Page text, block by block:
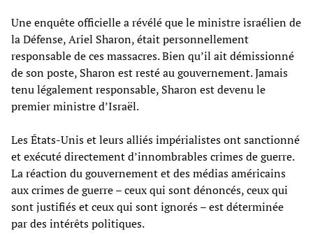
Une enquête officielle a révélé que le ministre israélien de
la Défense, Ariel Sharon, était personnellement
responsable de ces massacres. Bien qu’il ait démissionné
de son poste, Sharon est resté au gouvernement. Jamais
tenu légalement responsable, Sharon est devenu le
premier ministre d’Israël.
Les États-Unis et leurs alliés impérialistes ont sanctionné
et exécuté directement d’innombrables crimes de guerre.
La réaction du gouvernement et des médias américains
aux crimes de guerre – ceux qui sont dénoncés, ceux qui
sont justifiés et ceux qui sont ignorés – est déterminée
par des intérêts politiques.